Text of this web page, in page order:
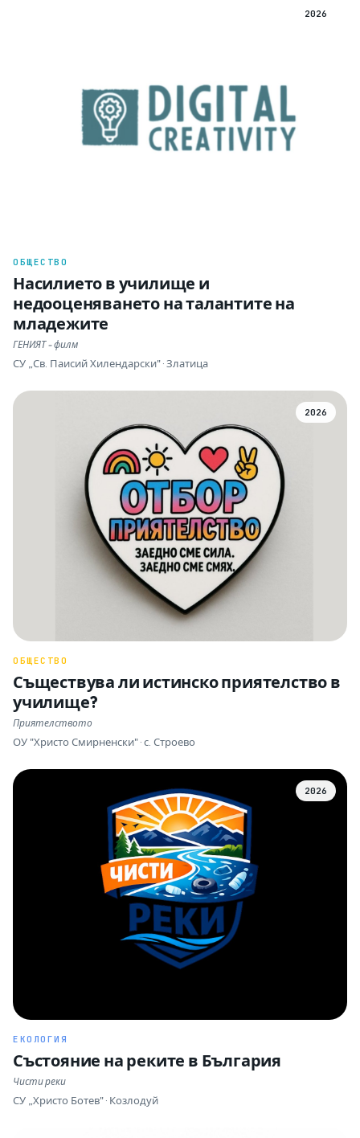
2026
ОБЩЕСТВО
Насилието в училище и
недооценяването на талантите на
младежите
ГЕНИЯТ - филм
СУ „Св. Паисий Хилендарски" · Златица
2026
ОБЩЕСТВО
Съществува ли истинско приятелство в
училище?
Приятелството
ОУ "Христо Смирненски" · с. Строево
2026
ЕКОЛОГИЯ
Състояние на реките в България
Чисти реки
СУ „Христо Ботев" · Козлодуй